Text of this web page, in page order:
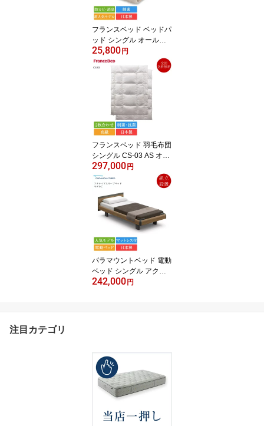
フランスベッド ベッドパ
ッド シングル オールシ
ーズンメッシュパッド |
正規品 オールシーズンメ
ッシュベッドパッド リバ
ーシブル 日本製 国産 防
カビ 消臭 制菌 モイスケ
ア シングルサイズ
25,800円
フランスベッド 羽毛布団
シングル CS-03 AS オー
ルシーズン タイプ | 正規
品 羽毛ふとん グース ホ
ワイトグースダウン ホワ
イトグース 暖かい 二枚
合わせ 日本製 国産 JOO
RYU 掛け布団 かけ布団
掛布団 軽い ホワイトグ
ースダウン95
297,000円
パラマウントベッド 電動
ベッド シングル アクテ
ィブスリープベッド モデ
Bed マットレス付き 介護
ベッド
242,000円
注目カテゴリ